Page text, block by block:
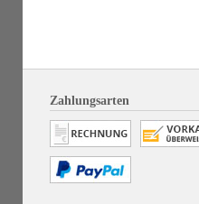
Zahlungsarten